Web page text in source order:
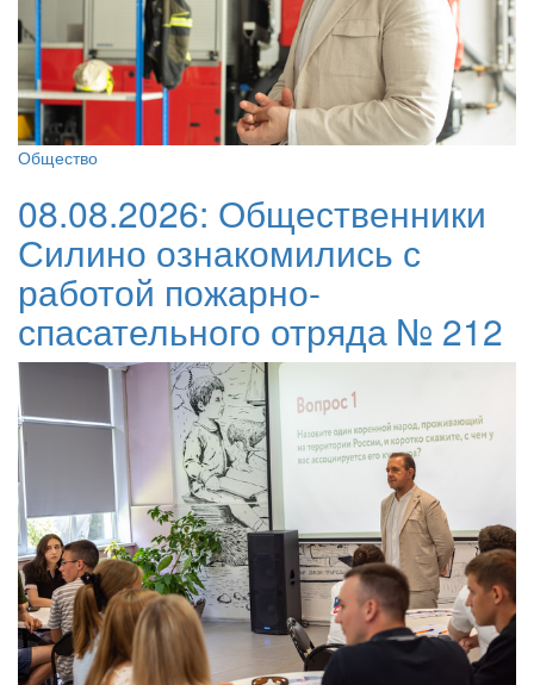
Общество
08.08.2026: Общественники
Силино ознакомились с
работой пожарно-
спасательного отряда № 212